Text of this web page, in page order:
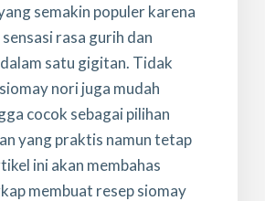
semakin populer karena
rasa gurih dan
satu gigitan. Tidak
nori juga mudah
cocok sebagai pilihan
yang praktis namun tetap
ini akan membahas
membuat resep siomay